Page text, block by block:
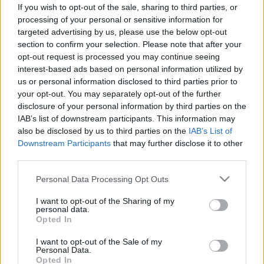
If you wish to opt-out of the sale, sharing to third parties, or
processing of your personal or sensitive information for
targeted advertising by us, please use the below opt-out
section to confirm your selection. Please note that after your
opt-out request is processed you may continue seeing
interest-based ads based on personal information utilized by
us or personal information disclosed to third parties prior to
your opt-out. You may separately opt-out of the further
disclosure of your personal information by third parties on the
IAB’s list of downstream participants. This information may
also be disclosed by us to third parties on the IAB’s List of
Downstream Participants that may further disclose it to other
Please note that this website/app uses one or more Google
not limited to your visit or usage behaviour. You may click to
grant or deny consent to Google and its third-party tags to
use your data for below specified purposes in below Google
consent section.
Personal Data Processing Opt Outs
I want to opt-out of the Sharing of my
personal data.
Opted In
I want to opt-out of the Sale of my
Personal Data.
Opted In
gyógyszer mellett? 12 hiba, ami
miatt nem működik a gyógyszer